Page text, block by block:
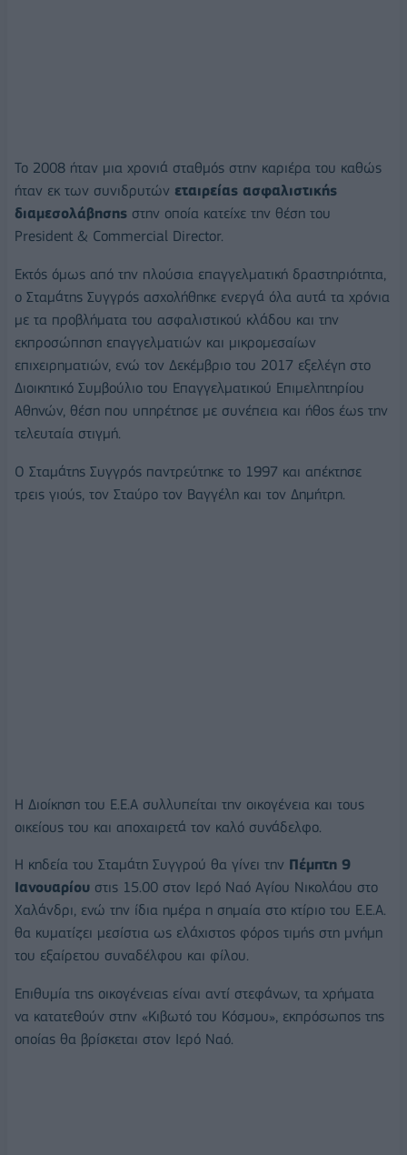
Το 2008 ήταν μια χρονιά σταθμός στην καριέρα του καθώς
ήταν εκ των συνιδρυτών εταιρείας ασφαλιστικής
διαμεσολάβησης στην οποία κατείχε την θέση του
President & Commercial Director.
Εκτός όμως από την πλούσια επαγγελματική δραστηριότητα,
ο Σταμάτης Συγγρός ασχολήθηκε ενεργά όλα αυτά τα χρόνια
με τα προβλήματα του ασφαλιστικού κλάδου και την
εκπροσώπηση επαγγελματιών και μικρομεσαίων
επιχειρηματιών, ενώ τον Δεκέμβριο του 2017 εξελέγη στο
Διοικητικό Συμβούλιο του Επαγγελματικού Επιμελητηρίου
Αθηνών, θέση που υπηρέτησε με συνέπεια και ήθος έως την
τελευταία στιγμή.
Ο Σταμάτης Συγγρός παντρεύτηκε το 1997 και απέκτησε
τρεις γιούς, τον Σταύρο τον Βαγγέλη και τον Δημήτρη.
Η Διοίκηση του Ε.Ε.Α συλλυπείται την οικογένεια και τους
οικείους του και αποχαιρετά τον καλό συνάδελφο.
Η κηδεία του Σταμάτη Συγγρού θα γίνει την Πέμπτη 9
Ιανουαρίου στις 15.00 στον Ιερό Ναό Αγίου Νικολάου στο
Χαλάνδρι, ενώ την ίδια ημέρα η σημαία στο κτίριο του Ε.Ε.Α.
θα κυματίζει μεσίστια ως ελάχιστος φόρος τιμής στη μνήμη
του εξαίρετου συναδέλφου και φίλου.
Επιθυμία της οικογένειας είναι αντί στεφάνων, τα χρήματα
να κατατεθούν στην «Κιβωτό του Κόσμου», εκπρόσωπος της
οποίας θα βρίσκεται στον Ιερό Ναό.